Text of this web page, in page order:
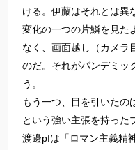
ける。伊藤はそれとは異
変化の一つの片鱗を見た
なく、画面越し（カメラ
のだ。それがパンデミッ
う。
もう一つ、目を引いたの
という強い主張を持った
渡邊pfは「ロマン主義精